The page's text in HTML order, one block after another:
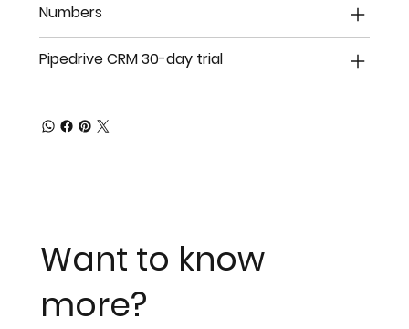
Numbers
Pipedrive CRM 30-day trial
Want to know
more?